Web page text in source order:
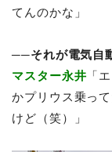
てんのかな」
──それが電気自
マスター永井 「
かプリウス乗っ
けど（笑）」